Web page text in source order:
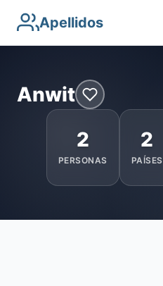
Apellidos
Anwit
2
PERSONAS
2
PAÍSES